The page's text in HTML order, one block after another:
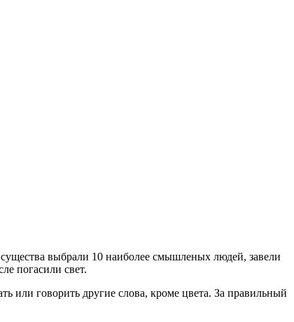
выбрали 10 наиболее смышленых людей, завели
погасили свет.
или говорить другие слова, кроме цвета. За правильный